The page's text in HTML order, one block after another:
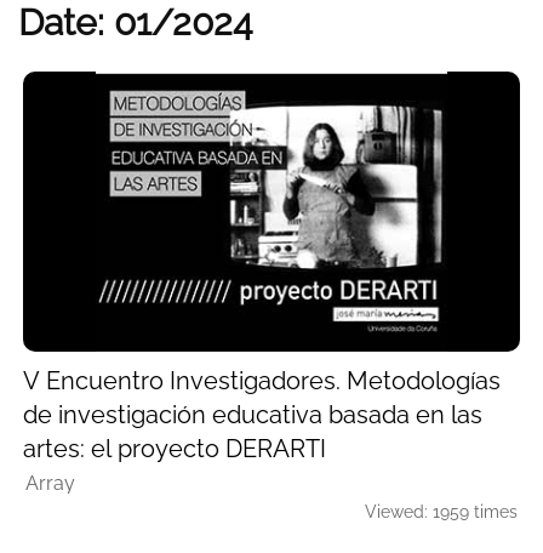
Date: 01/2024
V Encuentro Investigadores. Metodologías
de investigación educativa basada en las
artes: el proyecto DERARTI
Array
Viewed: 1959 times